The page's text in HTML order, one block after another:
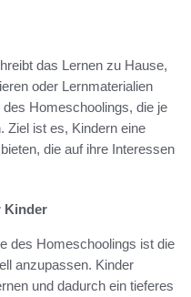
das Lernen zu Hause,
oder Lernmaterialien
Homeschoolings, die je
Ziel ist es, Kindern eine
die auf ihre Interessen
Kinder
des Homeschoolings ist die
anzupassen. Kinder
und dadurch ein tieferes